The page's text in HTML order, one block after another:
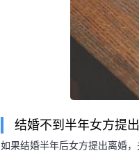
结婚不到半年女方提
如果结婚半年后女方提出离婚
长按图